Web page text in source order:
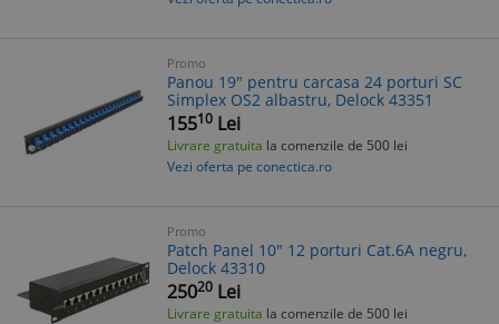
Promo
Panou 19" pentru carcasa 24 porturi SC
Simplex OS2 albastru, Delock 43351
15510 Lei
Livrare gratuita la comenzile de 500 lei
Vezi oferta pe conectica.ro
Promo
Patch Panel 10" 12 porturi Cat.6A negru,
Delock 43310
25020 Lei
Livrare gratuita la comenzile de 500 lei